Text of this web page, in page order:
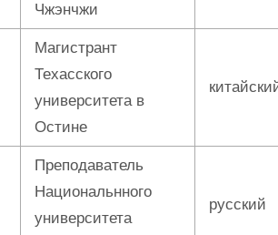
Чжэнчжи
Магистрант
Техасского
университета в
Остине
Преподаватель
Национальнного
университета
русский